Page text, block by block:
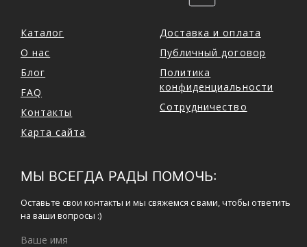
Каталог
О нас
Блог
FAQ
Контакты
Карта сайта
Доставка и оплата
Публичный договор
Политика
конфиденциальности
Сотрудничество
МЫ ВСЕГДА РАДЫ ПОМОЧЬ:
Оставьте свои контакты и мы свяжемся с вами, чтобы ответить
на ваши вопросы :)
Ваше имя